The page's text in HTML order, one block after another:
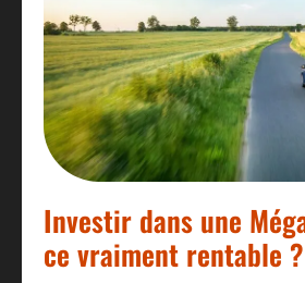
Investir dans une
ce vraiment rentable ?